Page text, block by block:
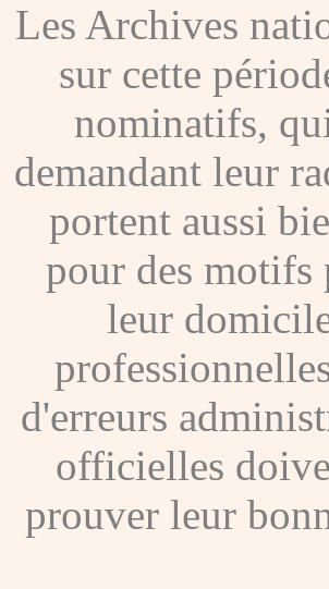
Les Archives
sur cette
nominatifs,
demandant leur
portent aussi
pour des motifs
leur
d'erreurs
officielles
prouver leur